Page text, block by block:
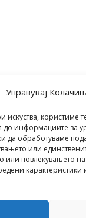
Управувај
искуства, користиме
информациите за
да обработуваме
или
или повлекувањето
карактеристики